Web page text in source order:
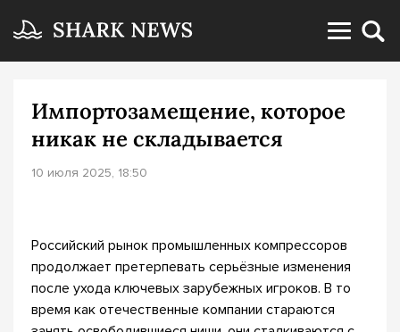
Импортозамещение, которое
никак не складывается
10 июля 2025, 18:50
Российский рынок промышленных компрессоров
продолжает претерпевать серьёзные изменения
после ухода ключевых зарубежных игроков. В то
время как отечественные компании стараются